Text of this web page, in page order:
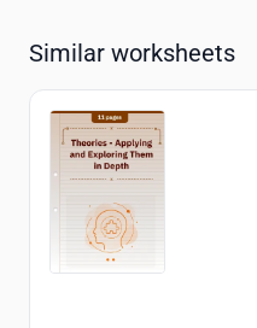
Similar worksheets